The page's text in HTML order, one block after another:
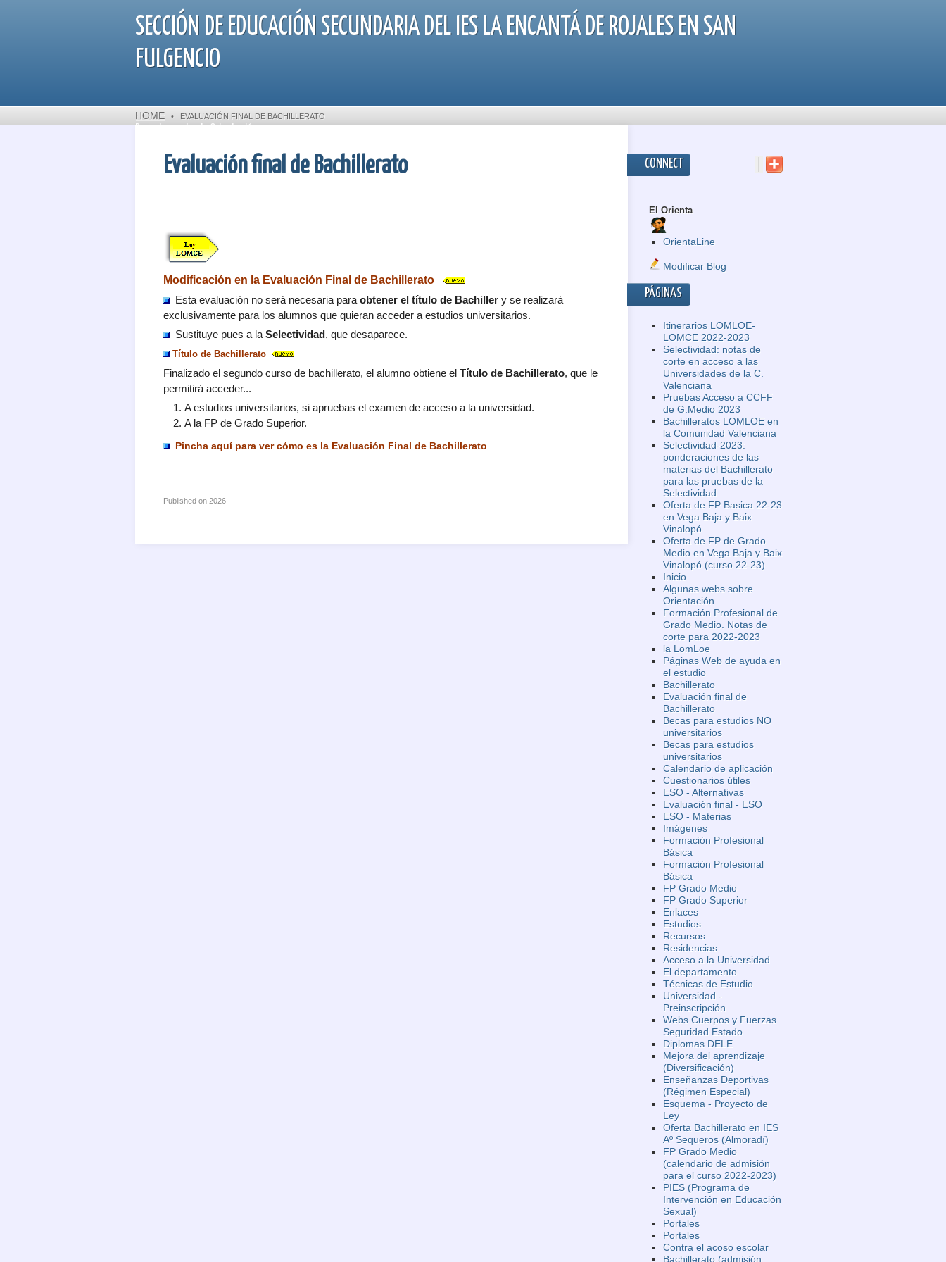
SECCIÓN DE EDUCACIÓN SECUNDARIA DEL IES LA ENCANTÁ DE ROJALES EN SAN
FULGENCIO
Departamento de Orientación
HOME • EVALUACIÓN FINAL DE BACHILLERATO
Evaluación final de Bachillerato
Modificación en la Evaluación Final de Bachillerato
Esta evaluación no será necesaria para obtener el título de Bachiller y se realizará
exclusivamente para los alumnos que quieran acceder a estudios universitarios.
Sustituye pues a la Selectividad, que desaparece.
Título de Bachillerato
Finalizado el segundo curso de bachillerato, el alumno obtiene el Título de Bachillerato, que le
permitirá acceder...
A estudios universitarios, si apruebas el examen de acceso a la universidad.
A la FP de Grado Superior.
Pincha aquí para vercómo es la Evaluación Final de Bachillerato
Published on 2026
CONNECT
El Orienta
OrientaLine
Modificar Blog
PÁGINAS
Itinerarios LOMLOE-
LOMCE 2022-2023
Selectividad: notas de
corte en acceso a las
Universidades de la C.
Valenciana
Pruebas Acceso a CCFF
de G.Medio 2023
Bachilleratos LOMLOE en
la Comunidad Valenciana
Selectividad-2023:
ponderaciones de las
materias del Bachillerato
para las pruebas de la
Selectividad
Oferta de FP Basica 22-23
en Vega Baja y Baix
Vinalopó
Oferta de FP de Grado
Medio en Vega Baja y Baix
Vinalopó (curso 22-23)
Inicio
Algunas webs sobre
Orientación
Formación Profesional de
Grado Medio. Notas de
corte para 2022-2023
la LomLoe
Páginas Web de ayuda en
el estudio
Bachillerato
Evaluación final de
Bachillerato
Becas para estudios NO
universitarios
Becas para estudios
universitarios
Calendario de aplicación
Cuestionarios útiles
ESO - Alternativas
Evaluación final - ESO
ESO - Materias
Imágenes
Formación Profesional
Básica
Formación Profesional
Básica
FP Grado Medio
FP Grado Superior
Enlaces
Estudios
Recursos
Residencias
Acceso a la Universidad
El departamento
Técnicas de Estudio
Universidad -
Preinscripción
Webs Cuerpos y Fuerzas
Seguridad Estado
Diplomas DELE
Mejora del aprendizaje
(Diversificación)
Enseñanzas Deportivas
(Régimen Especial)
Esquema - Proyecto de
Ley
Oferta Bachillerato en IES
Aº Sequeros (Almoradí)
FP Grado Medio
(calendario de admisión
para el curso 2022-2023)
PIES (Programa de
Intervención en Educación
Sexual)
Portales
Portales
Contra el acoso escolar
Bachillerato (admisión